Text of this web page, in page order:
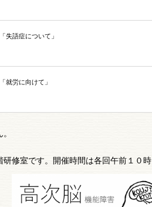
失語症について」
就労に向けて」
修室です。 開催時間は各回午前１０時